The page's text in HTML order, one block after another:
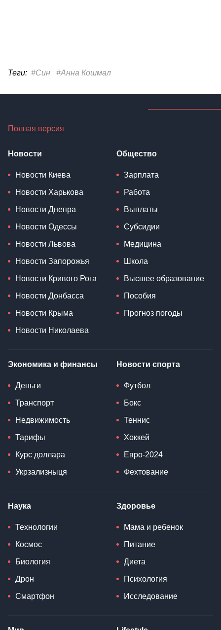
Теги: #Син #Анна Кошмал
Полная версия
Новости
Новости Киева
Новости Харькова
Новости Днепра
Новости Одессы
Новости Львова
Новости Запорожья
Новости Кривого Рога
Новости Донбасса
Новости Крыма
Новости Николаева
Общество
Зарплата
Работа
Выплаты
Субсидии
Медицина
Школа
Высшее образование
Пособия
Прогноз погоды
Экономика и финансы
Деньги
Транспорт
Недвижимость
Тарифы
Курс доллара
Укрзализныця
Новости спорта
Футбол
Бокс
Теннис
Хоккей
Евро-2024
Фехтование
Наука
Технологии
Космос
Биология
Дрон
Смартфон
Здоровье
Мама и ребенок
Питание
Диета
Психология
Исследование